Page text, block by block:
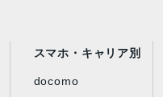
スマホ・キャリア別
docomo